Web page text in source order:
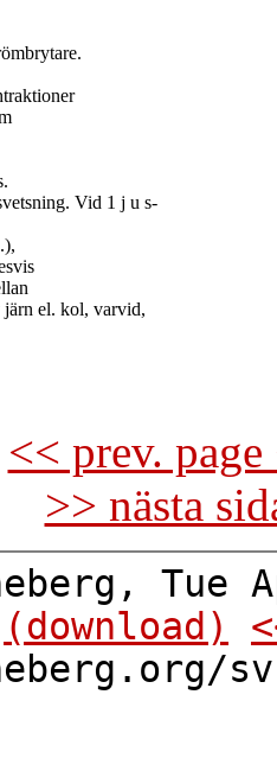
Vid 1 j u s-
järn el. kol, varvid,
<< prev.
>> nästa
Tue
(download)